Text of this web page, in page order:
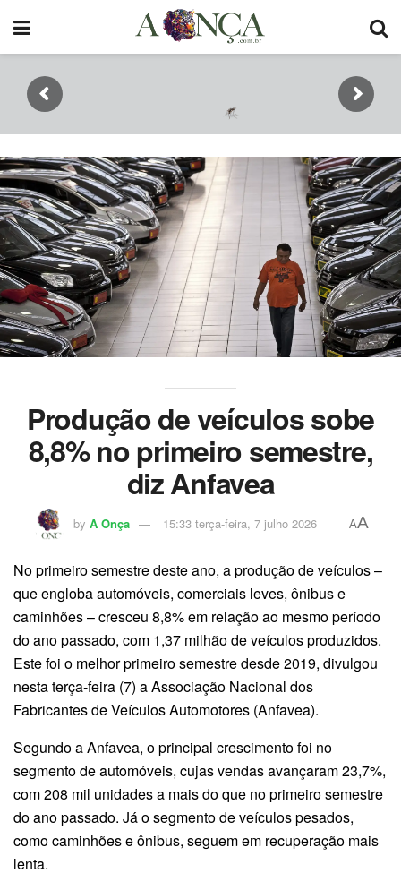
Produção de veículos sobe
8,8% no primeiro semestre,
diz Anfavea
by A Onça 15:33 terça-feira, 7 julho 2026 AA
No primeiro semestre deste ano, a produção de veículos –
que engloba automóveis, comerciais leves, ônibus e
caminhões – cresceu 8,8% em relação ao mesmo período
do ano passado, com 1,37 milhão de veículos produzidos.
Este foi o melhor primeiro semestre desde 2019, divulgou
nesta terça-feira (7) a Associação Nacional dos
Fabricantes de Veículos Automotores (Anfavea).
Segundo a Anfavea, o principal crescimento foi no
segmento de automóveis, cujas vendas avançaram 23,7%,
com 208 mil unidades a mais do que no primeiro semestre
do ano passado. Já o segmento de veículos pesados,
como caminhões e ônibus, seguem em recuperação mais
lenta.